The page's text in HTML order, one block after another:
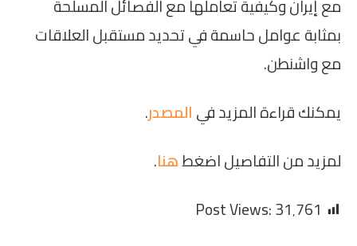
مع إيران وكيفية تعاملها مع الفصائل المسلحة
بمثابة عوامل حاسمة في تحديد مستقبل العلاقات
مع واشنطن.
يمكنك قراءة المزيد فيالمصدر.
لمزيد من التفاصيل اضغطهنا.
Post Views:31٬761